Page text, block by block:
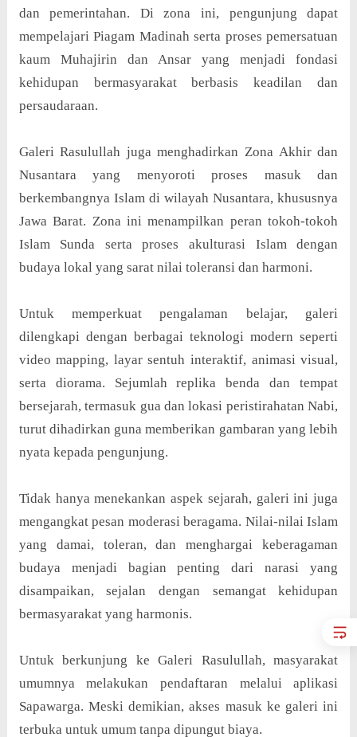
dan pemerintahan. Di zona ini, pengunjung dapat
mempelajari Piagam Madinah serta proses pemersatuan
kaum Muhajirin dan Ansar yang menjadi fondasi
kehidupan bermasyarakat berbasis keadilan dan
persaudaraan.
Galeri Rasulullah juga menghadirkan Zona Akhir dan
Nusantara yang menyoroti proses masuk dan
berkembangnya Islam di wilayah Nusantara, khususnya
Jawa Barat. Zona ini menampilkan peran tokoh-tokoh
Islam Sunda serta proses akulturasi Islam dengan
budaya lokal yang sarat nilai toleransi dan harmoni.
Untuk memperkuat pengalaman belajar, galeri
dilengkapi dengan berbagai teknologi modern seperti
video mapping, layar sentuh interaktif, animasi visual,
serta diorama. Sejumlah replika benda dan tempat
bersejarah, termasuk gua dan lokasi peristirahatan Nabi,
turut dihadirkan guna memberikan gambaran yang lebih
nyata kepada pengunjung.
Tidak hanya menekankan aspek sejarah, galeri ini juga
mengangkat pesan moderasi beragama. Nilai-nilai Islam
yang damai, toleran, dan menghargai keberagaman
budaya menjadi bagian penting dari narasi yang
disampaikan, sejalan dengan semangat kehidupan
bermasyarakat yang harmonis.
Untuk berkunjung ke Galeri Rasulullah, masyarakat
umumnya melakukan pendaftaran melalui aplikasi
Sapawarga. Meski demikian, akses masuk ke galeri ini
terbuka untuk umum tanpa dipungut biaya.